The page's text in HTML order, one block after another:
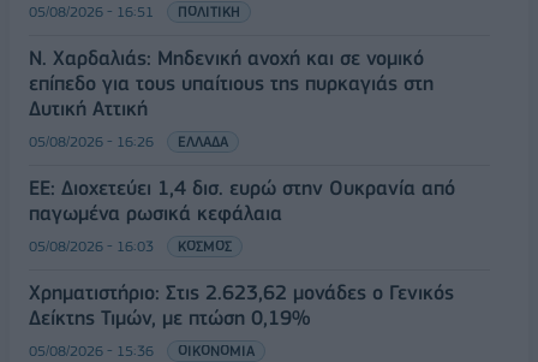
05/08/2026 - 16:51 ΠΟΛΙΤΙΚΗ
Ν. Χαρδαλιάς: Μηδενική ανοχή και σε νομικό
επίπεδο για τους υπαίτιους της πυρκαγιάς στη
Δυτική Αττική
05/08/2026 - 16:26 ΕΛΛΑΔΑ
ΕΕ: Διοχετεύει 1,4 δισ. ευρώ στην Ουκρανία από
παγωμένα ρωσικά κεφάλαια
05/08/2026 - 16:03 ΚΟΣΜΟΣ
Χρηματιστήριο: Στις 2.623,62 μονάδες ο Γενικός
Δείκτης Τιμών, με πτώση 0,19%
05/08/2026 - 15:36 ΟΙΚΟΝΟΜΙΑ